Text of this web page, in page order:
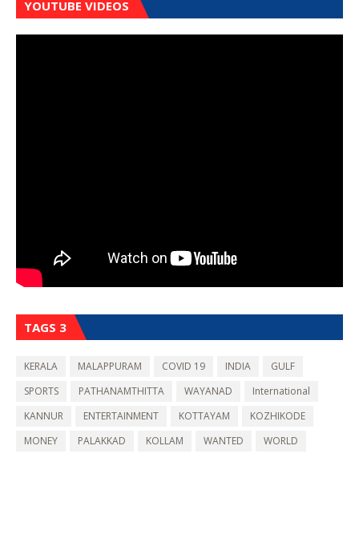
YOUTUBE VIDEOS
TAGS 3
KERALA MALAPPURAM COVID 19 INDIA
GULF
SPORTS
PATHANAMTHITTA WAYANAD
International
KANNUR
ENTERTAINMENT KOTTAYAM
KOZHIKODE
MONEY
PALAKKAD KOLLAM WANTED WORLD